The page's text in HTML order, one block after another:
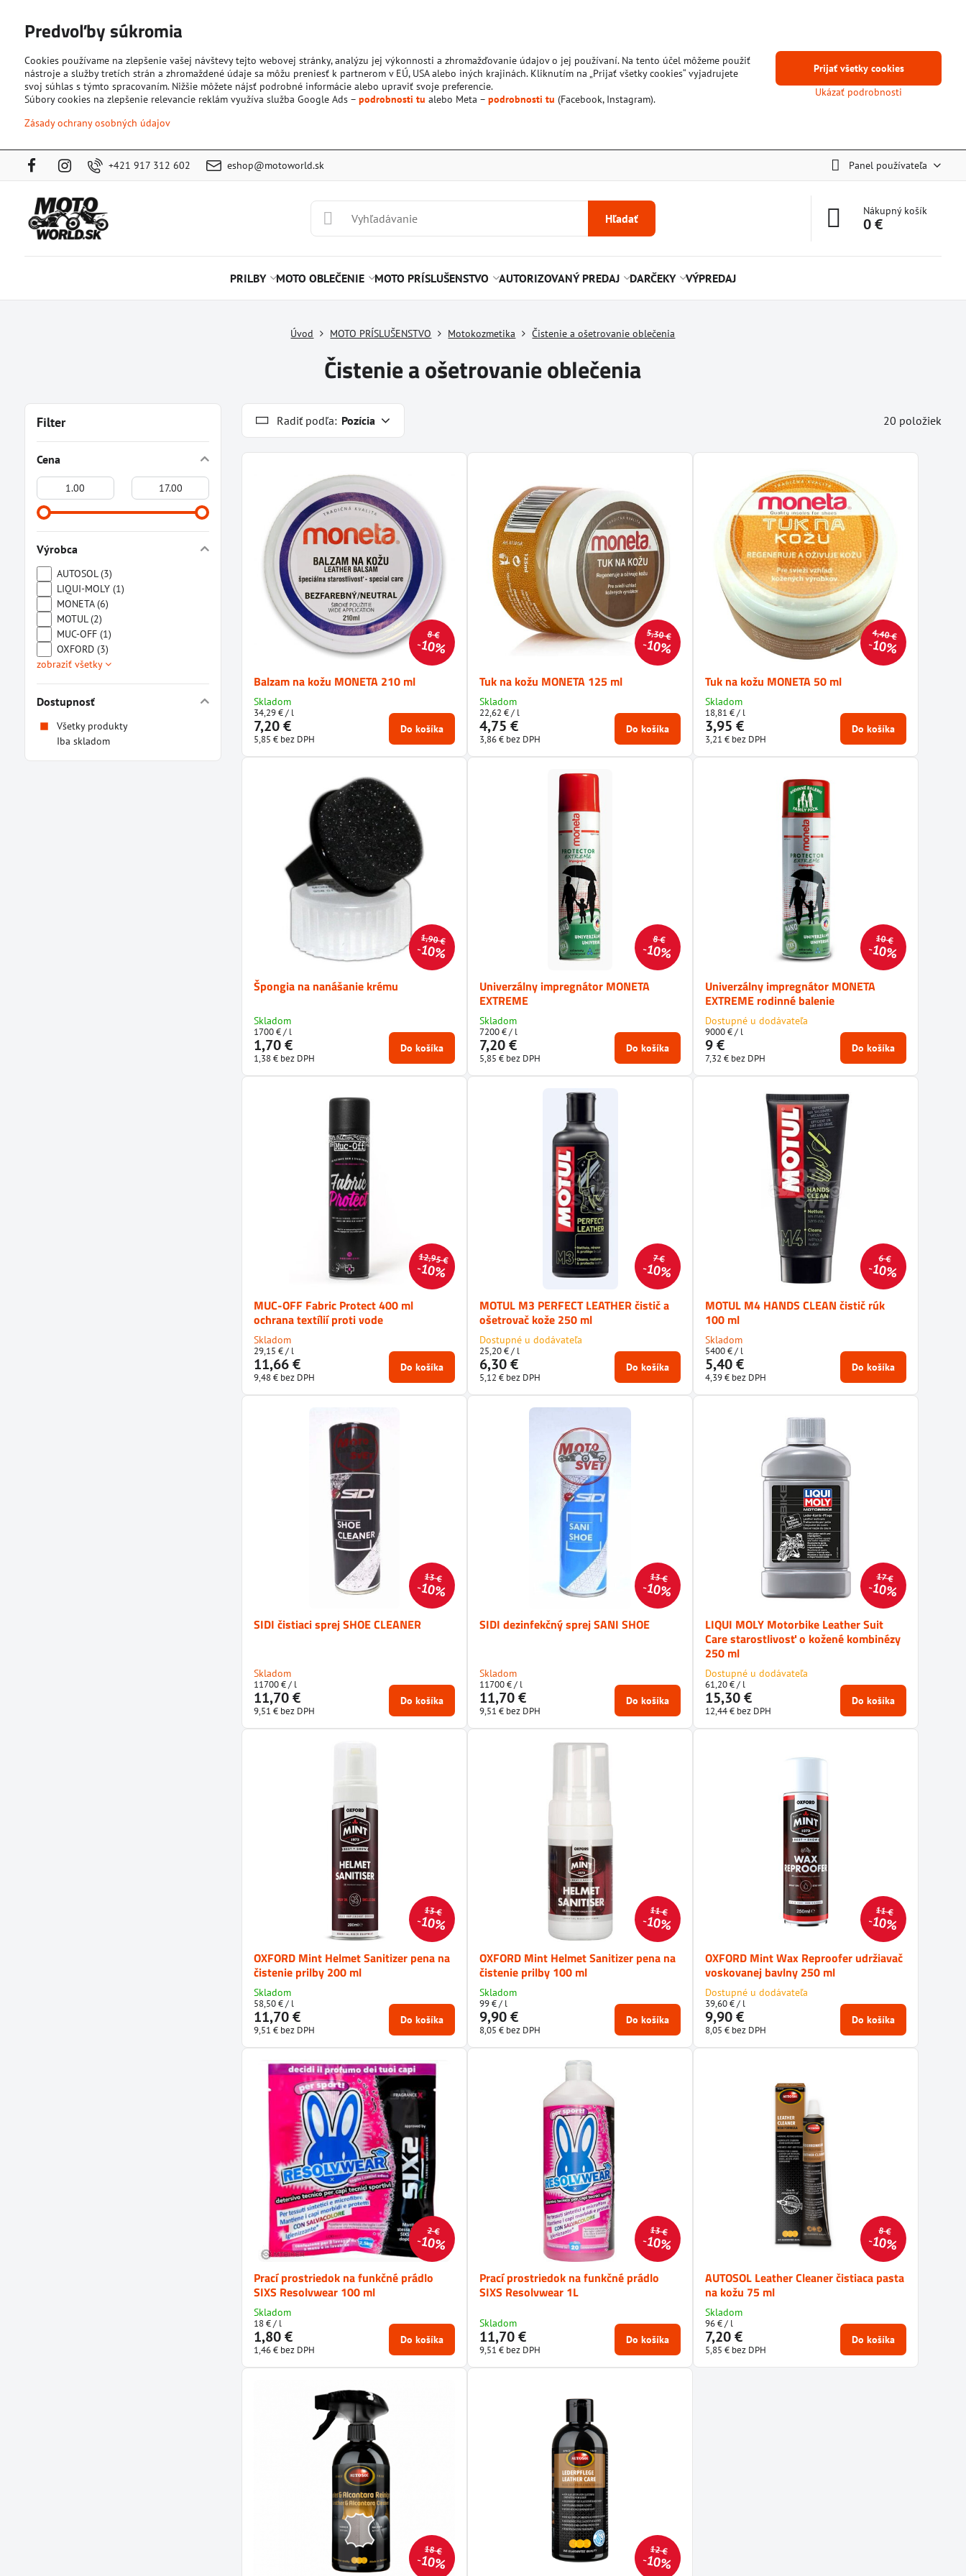
+421 917 312 602 eshop@motoworld.sk Panel používateľa
Hľadať
Nákupný košík
0 €
PRILBY MOTO OBLEČENIE MOTO PRÍSLUŠENSTVO AUTORIZOVANÝ PREDAJ DARČEKY VÝPREDAJ
Úvod MOTO PRÍSLUŠENSTVO Motokozmetika Čistenie a ošetrovanie oblečenia
Čistenie a ošetrovanie oblečenia
Radiť podľa: Pozícia 20 položiek
8 €
10%
Balzam na kožu MONETA 210 ml
Skladom
7,20 €
5,85 € bez DPH
34,29 €/ l
Do košíka
5,30 €
10%
Tuk na kožu MONETA 125 ml
Skladom
4,75 €
3,86 € bez DPH
22,62 €/ l
Do košíka
4,40 €
10%
Tuk na kožu MONETA 50 ml
Skladom
3,95 €
3,21 € bez DPH
18,81 €/ l
Do košíka
1,90 €
10%
Špongia na nanášanie krému
Skladom
1,70 €
1,38 € bez DPH
1700 €/ l
Do košíka
8 €
10%
Univerzálny impregnátor MONETA
EXTREME
Skladom
7,20 €
5,85 € bez DPH
7200 €/ l
Do košíka
10 €
10%
Univerzálny impregnátor MONETA
EXTREME rodinné balenie
Dostupné u dodávateľa
9 €
7,32 € bez DPH
9000 €/ l
Do košíka
12,95 €
10%
MUC-OFF Fabric Protect 400 ml
ochrana textílií proti vode
Skladom
11,66 €
9,48 € bez DPH
29,15 €/ l
Do košíka
7 €
10%
MOTUL M3 PERFECT LEATHER čistič a
ošetrovač kože 250 ml
Dostupné u dodávateľa
6,30 €
5,12 € bez DPH
25,20 €/ l
Do košíka
6 €
10%
MOTUL M4 HANDS CLEAN čistič rúk
100 ml
Skladom
5,40 €
4,39 € bez DPH
5400 €/ l
Do košíka
13 €
10%
SIDI čistiaci sprej SHOE CLEANER
Skladom
11,70 €
9,51 € bez DPH
11700 €/ l
Do košíka
13 €
10%
SIDI dezinfekčný sprej SANI SHOE
Skladom
11,70 €
9,51 € bez DPH
11700 €/ l
Do košíka
17 €
10%
LIQUI MOLY Motorbike Leather Suit
Care starostlivosť o kožené kombinézy
250 ml
Dostupné u dodávateľa
15,30 €
12,44 € bez DPH
61,20 €/ l
Do košíka
13 €
10%
OXFORD Mint Helmet Sanitizer pena na
čistenie prilby 200 ml
Skladom
11,70 €
9,51 € bez DPH
58,50 €/ l
Do košíka
11 €
10%
OXFORD Mint Helmet Sanitizer pena na
čistenie prilby 100 ml
Skladom
9,90 €
8,05 € bez DPH
99 €/ l
Do košíka
11 €
10%
OXFORD Mint Wax Reproofer udržiavač
voskovanej bavlny 250 ml
Dostupné u dodávateľa
9,90 €
8,05 € bez DPH
39,60 €/ l
Do košíka
2 €
10%
Prací prostriedok na funkčné prádlo
SIXS Resolvwear 100 ml
Skladom
1,80 €
1,46 € bez DPH
18 €/ l
Do košíka
13 €
10%
Prací prostriedok na funkčné prádlo
SIXS Resolvwear 1L
Skladom
11,70 €
9,51 € bez DPH
Do košíka
8 €
10%
AUTOSOL Leather Cleaner čistiaca pasta
na kožu 75 ml
Skladom
7,20 €
5,85 € bez DPH
96 €/ l
Do košíka
18 €
10%
12 €
10%
Filter
Cena
Od:
Do:
Výrobca
AUTOSOL (3)
LIQUI-MOLY (1)
MONETA (6)
MOTUL (2)
MUC-OFF (1)
OXFORD (3)
zobraziť všetky
Dostupnosť
Všetky produkty
Iba skladom
Predvoľby súkromia
Cookies používame na zlepšenie vašej návštevy tejto webovej stránky, analýzu jej výkonnosti a zhromažďovanie údajov o jej používaní. Na tento účel môžeme použiť
nástroje a služby tretích strán a zhromaždené údaje sa môžu preniesť k partnerom v EÚ, USA alebo iných krajinách. Kliknutím na „Prijať všetky cookies“ vyjadrujete
svoj súhlas s týmto spracovaním. Nižšie môžete nájsť podrobné informácie alebo upraviť svoje preferencie.
Súbory cookies na zlepšenie relevancie reklám využíva služba Google Ads – podrobnosti tu alebo Meta – podrobnosti tu (Facebook, Instagram).
Zásady ochrany osobných údajov
Ukázať podrobnosti
Prijať všetky cookies